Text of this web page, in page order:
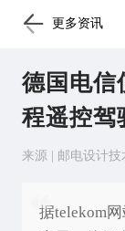
更多资讯
德国电信
程遥控驾
来源 | 邮电设计技
据telekom